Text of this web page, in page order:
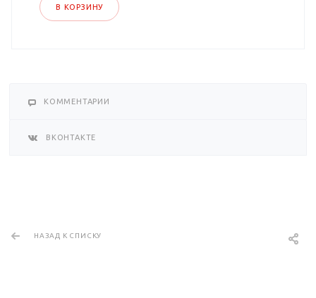
В КОРЗИНУ
КОММЕНТАРИИ
ВКОНТАКТЕ
НАЗАД К СПИСКУ